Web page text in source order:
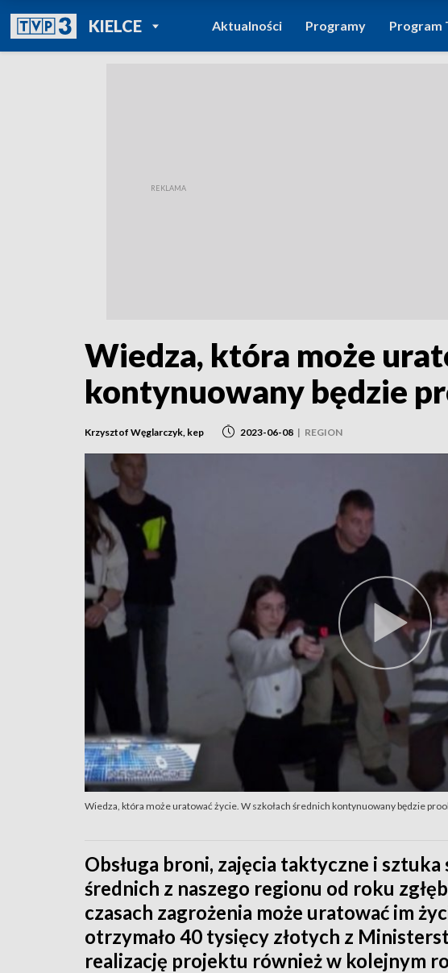
KIELCEPOWRÓT DO
TVP REGIONY
Aktualności Programy Program
Wiedza, która może
kontynuowany będzie
Krzysztof Węglarczyk, kep 2023-06-08 | REGION
Wiedza, która może uratować życie. W szkołach średnich kontynuowany będzie
Obsługa broni, zajęcia taktyczne i
średnich z naszego regionu od roku
czasach zagrożenia może uratować im
otrzymało 40 tysięcy złotych z
realizację projektu również w kolejnym